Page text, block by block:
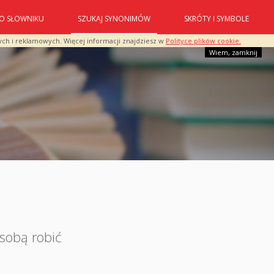
i reklamowych. Więcej informacji znajdziesz w Polityce plików cookie.
Wiem, zamknij
O SŁOWNIKU SZUKAJ SYNONIMÓW SKRÓTY I SYMBOLE
robić